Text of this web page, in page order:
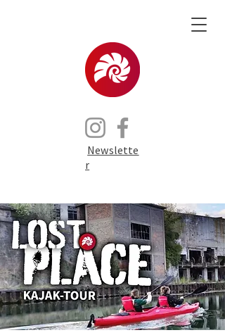
Newslette
r